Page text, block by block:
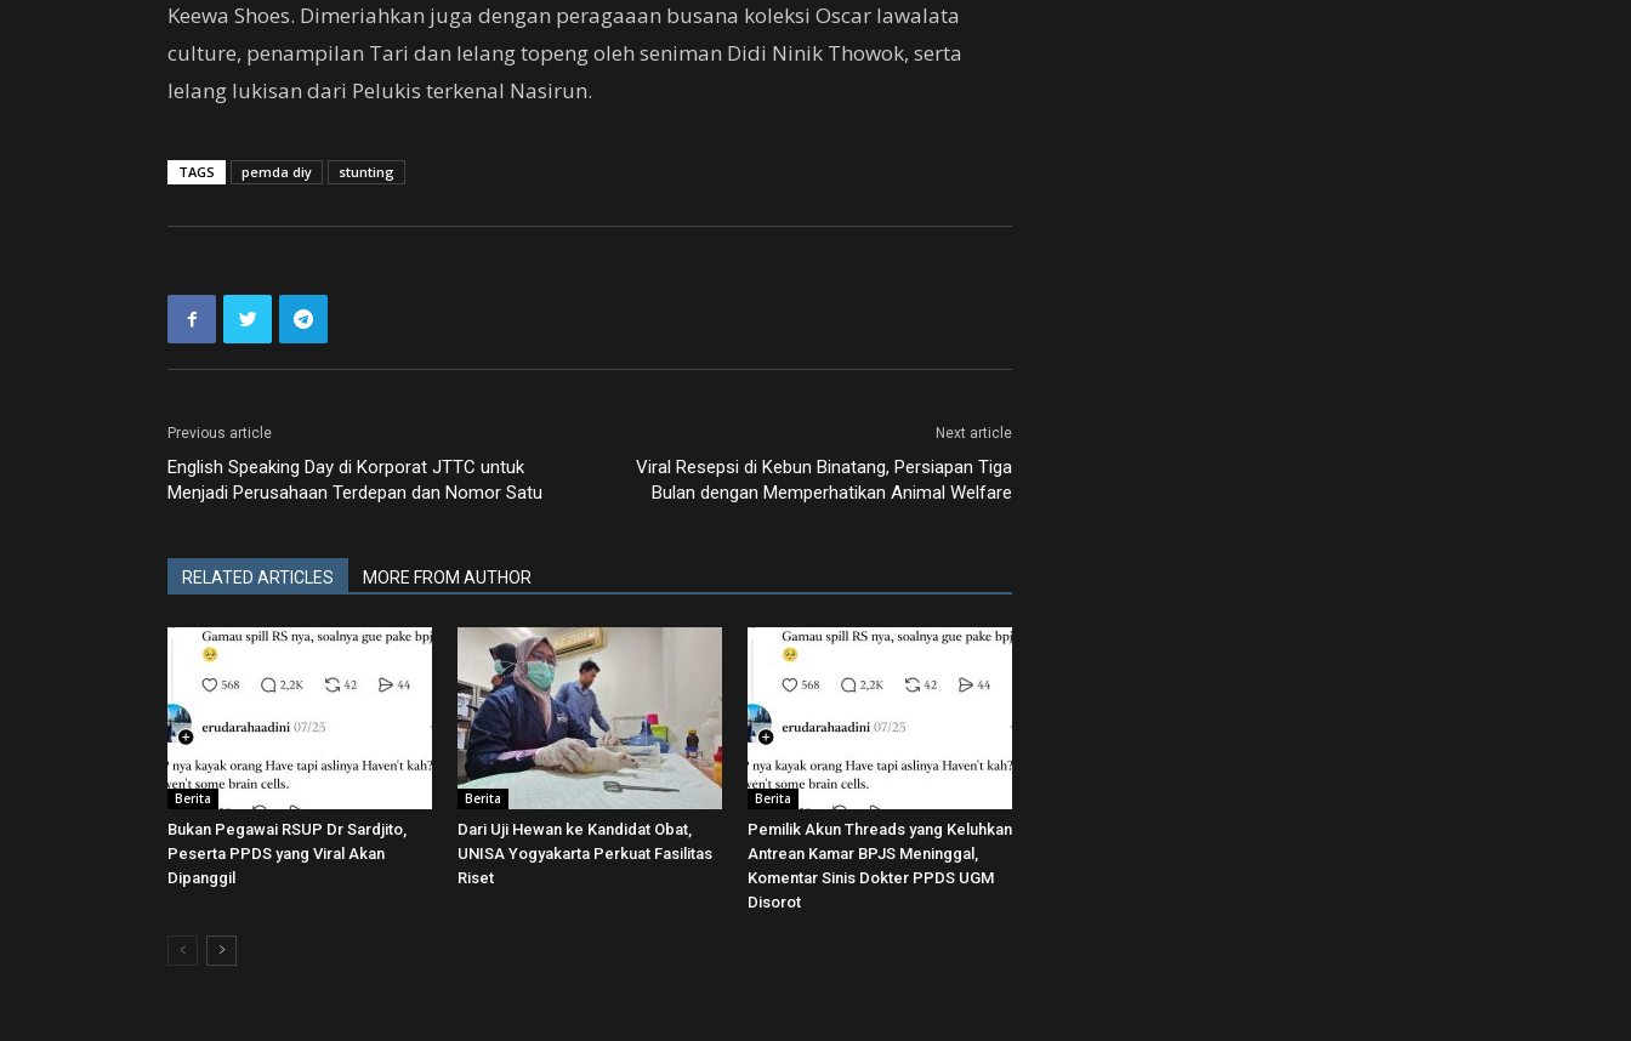
Keewa Shoes. Dimeriahkan juga dengan peragaaan busana koleksi Oscar lawalata
culture, penampilan Tari dan lelang topeng oleh seniman Didi Ninik Thowok, serta
lelang lukisan dari Pelukis terkenal Nasirun.
TAGS pemda diy stunting
Previous article
English Speaking Day di Korporat JTTC untuk
Menjadi Perusahaan Terdepan dan Nomor Satu
Next article
Viral Resepsi di Kebun Binatang, Persiapan Tiga
Bulan dengan Memperhatikan Animal Welfare
RELATED ARTICLES MORE FROM AUTHOR
Berita
Bukan Pegawai RSUP Dr Sardjito,
Peserta PPDS yang Viral Akan
Dipanggil
Berita
Dari Uji Hewan ke Kandidat Obat,
UNISA Yogyakarta Perkuat Fasilitas
Riset
Berita
Pemilik Akun Threads yang Keluhkan
Antrean Kamar BPJS Meninggal,
Komentar Sinis Dokter PPDS UGM
Disorot